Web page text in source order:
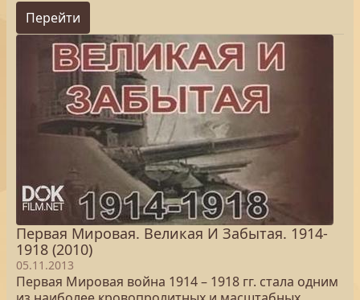
Перейти
Первая Мировая. Великая И Забытая. 1914-
1918 (2010)
05.11.2013
Первая Мировая война 1914 – 1918 гг. стала одним